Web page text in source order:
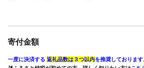
寄付金額
一度に決済する 返礼品数は３つ以内を推奨しております